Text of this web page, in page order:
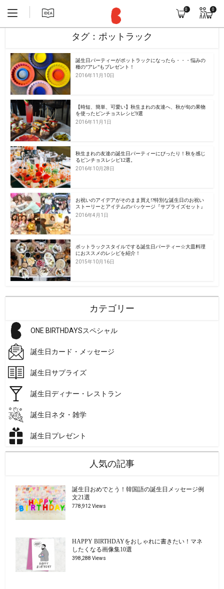
0 0
タグ：ポットラック
誕生日パーティーがポットラックになったら・・・悩みの
種の”アレ”もプレゼント！
2016年11月10日
【時短、簡単、可愛い】秋生まれの友達へ、秋が旬の果物
を使ったピンチョスレシピ9選
2016年11月1日
秋生まれの友達の誕生日パーティーにぴったり！秋を感じ
るピンチョスレシピ12選。
2016年10月28日
お祝いのアイデアがそのまま買え!?特別な誕生日のお祝い
ストーリーとアイテムのパッケージ『サプライズセット』
2016年4月1日
ポットラックスタイルでする誕生日パーティー☆大皿料理
におススメのレシピを紹介！
2015年10月16日
カテゴリー
ONE BIRTHDAYSスペシャル
誕生日カード・メッセージ
誕生日サプライズ
誕生日ディナー・レストラン
誕生日ネタ・雑学
誕生日プレゼント
人気の記事
誕生日おめでとう！韓国語の誕生日メッセージ例
文21選
778,912 Views
HAPPY BIRTHDAYをおしゃれに書きたい！マネ
したくなる画像集10選
398,288 Views